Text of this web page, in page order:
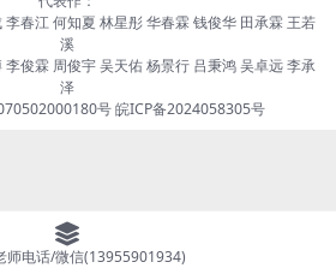
春江 何知夏 林星彤 华春霖 钱俊华 田承霖 王若
溪
俊霖 周俊宇 吴天佑 杨景行 吕秉鸿 吴卓远 李承
泽
号皖ICP备2024058305号
师电话/微信(13955901934)